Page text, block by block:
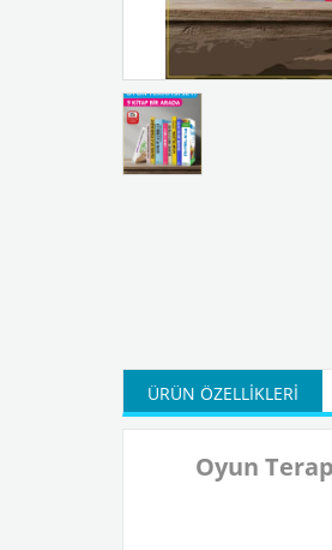
ÜRÜN ÖZELLIKLERI
Oyun